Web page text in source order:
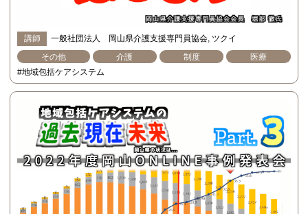
講師 一般社団法人 岡山県介護支援専門員協会 ツクイ
その他
介護 制度
医療
#地域包括ケアシステム